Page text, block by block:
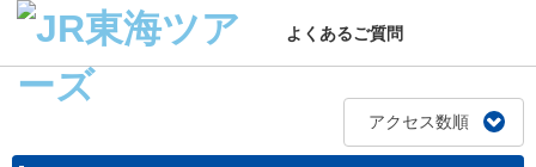
よくあるご質問
アクセス数順